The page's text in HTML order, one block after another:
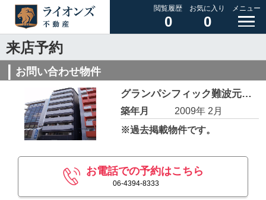
閲覧履歴
0
お気に入り
0
メニュー
来店予約
お問い合わせ物件
グランパシフィック難波元町 2B
築年月
2009年 2月
※過去掲載物件です。
お電話での予約はこちら
06-4394-8333